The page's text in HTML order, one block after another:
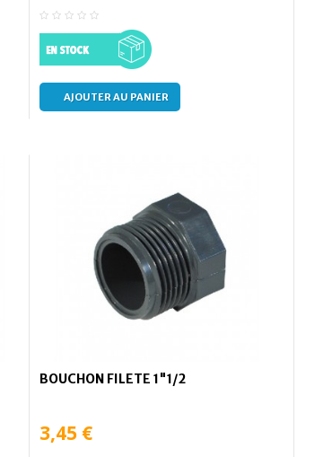
AJOUTER AU PANIER
BOUCHON FILETE 1"1/2
3,45 €